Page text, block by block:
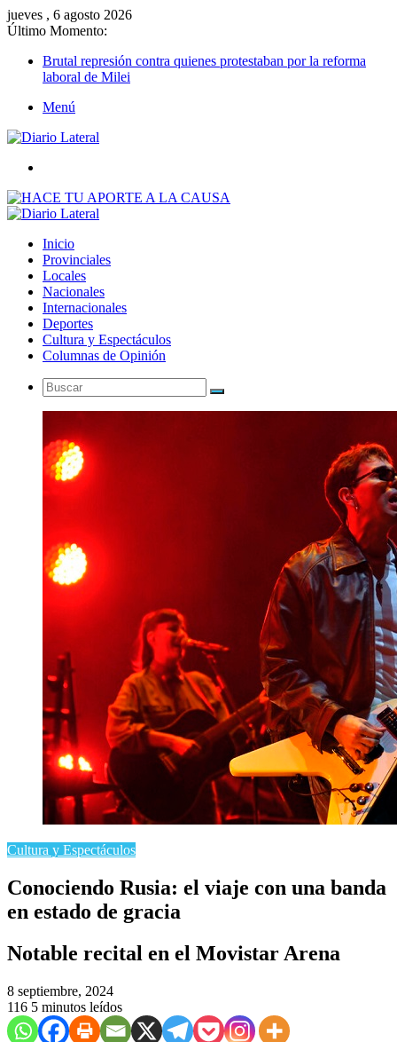
jueves , 6 agosto 2026
Último Momento:
Brutal represión contra quienes protestaban por la reforma
laboral de Milei
Menú
Inicio
Provinciales
Locales
Nacionales
Internacionales
Deportes
Cultura y Espectáculos
Columnas de Opinión
Buscar
Cultura y Espectáculos
Conociendo Rusia: el viaje con una banda
en estado de gracia
Notable recital en el Movistar Arena
8 septiembre, 2024
116 5 minutos leídos